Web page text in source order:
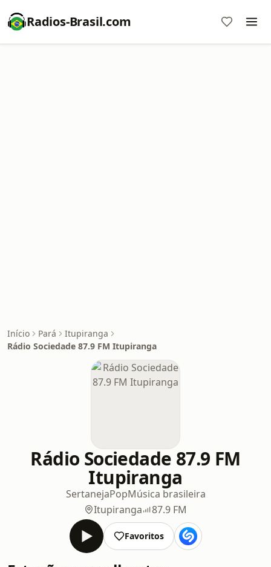
Radios-Brasil.com
Início Pará
Itupiranga
Rádio Sociedade 87.9 FM Itupiranga
Rádio Sociedade 87.9 FM
Itupiranga
SertanejaPopMúsica brasileira
Itupiranga
87.9 FM
Favoritos